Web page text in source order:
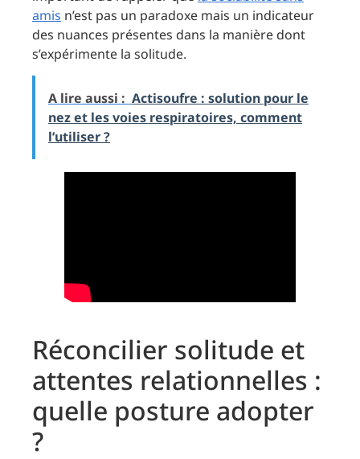
amis n’est pas un paradoxe mais un indicateur
des nuances présentes dans la manière dont
s’expérimente la solitude.
A lire aussi : Actisoufre : solution pour le
nez et les voies respiratoires, comment
l’utiliser ?
Réconcilier solitude et
attentes relationnelles :
quelle posture adopter
?